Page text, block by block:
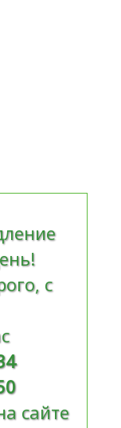
с
сайте